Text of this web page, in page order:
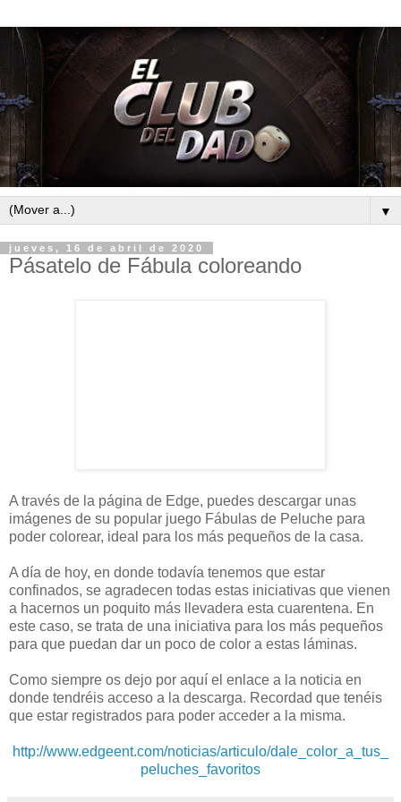
▼
jueves, 16 de abril de 2020
Pásatelo de Fábula coloreando
A través de la página de Edge, puedes descargar unas
imágenes de su popular juego Fábulas de Peluche para
poder colorear, ideal para los más pequeños de la casa.
A día de hoy, en donde todavía tenemos que estar
confinados, se agradecen todas estas iniciativas que vienen
a hacernos un poquito más llevadera esta cuarentena. En
este caso, se trata de una iniciativa para los más pequeños
para que puedan dar un poco de color a estas láminas.
Como siempre os dejo por aquí el enlace a la noticia en
donde tendréis acceso a la descarga. Recordad que tenéis
que estar registrados para poder acceder a la misma.
http://www.edgeent.com/noticias/articulo/dale_color_a_tus_
peluches_favoritos